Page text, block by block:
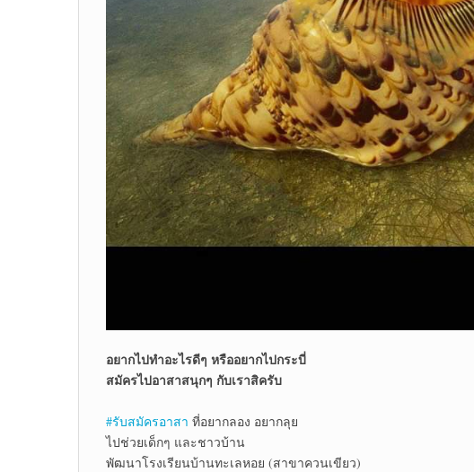
อยากไปทำอะไรดีๆ หรืออยากไปกระบี่
สมัครไปอาสาสนุกๆ กับเราสิครับ
#รับสมัครอาสา ที่อยากลอง อยากลุย
ไปช่วยเด็กๆ และชาวบ้าน
พัฒนาโรงเรียนบ้านทะเลหอย (สาขาควนเขียว)